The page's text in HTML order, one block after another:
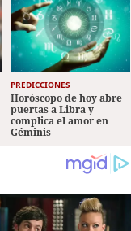
PREDICCIONES
Horóscopo de hoy abre
puertas a Libra y
complica el amor en
Géminis